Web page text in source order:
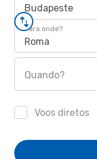
Budapeste
Para onde?
Roma
Quando?
Voos diretos